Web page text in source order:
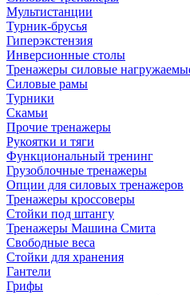
Мультистанции
Турник-брусья
Гиперэкстензия
Инверсионные столы
Тренажеры силовые
Силовые рамы
Турники
Скамьи
Прочие тренажеры
Рукоятки и тяги
Функциональный тренинг
Грузоблочные тренажеры
Опции для силовых тренажеров
Тренажеры кроссоверы
Стойки под штангу
Тренажеры Машина Смита
Свободные веса
Стойки для хранения
Гантели
Грифы